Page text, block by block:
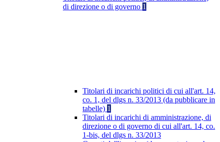
di direzione o di governo 1
Titolari di incarichi politici di cui all'art. 14,
co. 1, del dlgs n. 33/2013 (da pubblicare in
tabelle) 1
Titolari di incarichi di amministrazione, di
direzione o di governo di cui all'art. 14, co.
1-bis, del dlgs n. 33/2013